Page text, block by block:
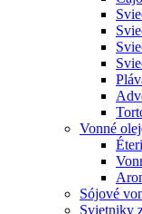
Vonné
Sójové
Svietniky